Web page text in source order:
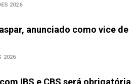
2026
anunciado como vice de
2026
IBS e CBS será obrigatória